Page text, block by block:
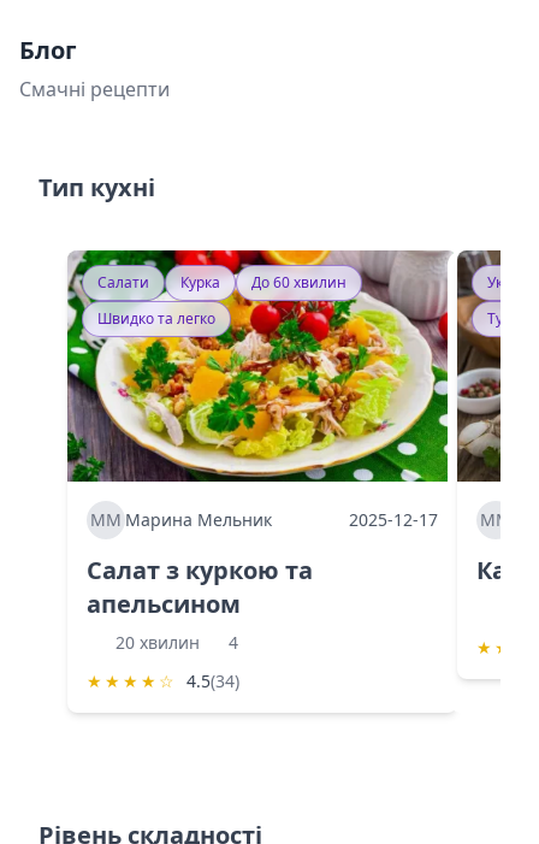
Блог
Смачні рецепти
Тип кухні
Салати Курка
До 60 хвилин
Швидко та легко
ММ Марина Мельник 2025-12-17
Салат з куркою та
апельсином
20 хвилин
4
★ ★ ★ ★ ☆ 4.5(34)
ММ
★ ★
Рівень складності